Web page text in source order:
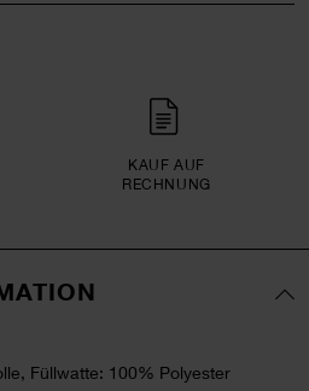
KAUF AUF
RECHNUNG
Füllwatte: 100% Polyester